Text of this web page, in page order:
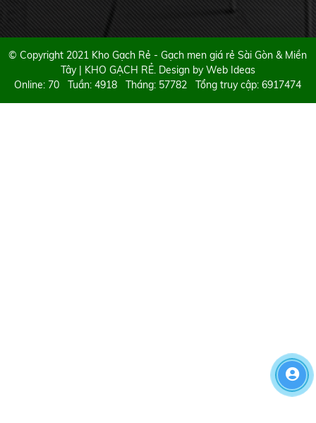
© Copyright 2021 Kho Gạch Rẻ - Gạch men giá rẻ Sài Gòn & Miền
Tây | KHO GẠCH RẺ. Design byWeb Ideas
Online: 70 Tuần: 4918 Tháng: 57782 Tổng truy cập: 6917474